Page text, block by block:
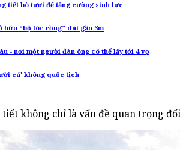
tiết bò tươi để tăng cường sinh lực
hữu “bộ tóc rồng” dài gần 3m
- nơi một người đàn ông có thể lấy tới 4 vợ
cá' không quốc tịch
tiết không chỉ là vấn đề quan trọng